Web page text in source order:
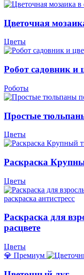
Цветочная
Цветы
Робот садовник и
Роботы
Простые
Цветы
Раскраска
Цветы
Раскраска для
расцвете
Цветы
💎 Премиум